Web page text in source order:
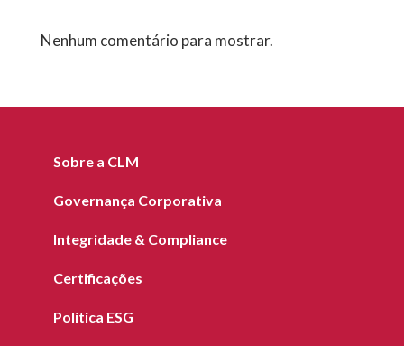
Nenhum comentário para mostrar.
Sobre a CLM
Governança Corporativa
Integridade & Compliance
Certificações
Política ESG